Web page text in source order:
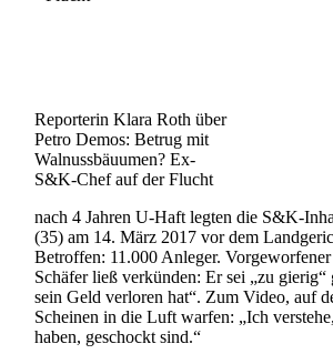
Reporterin Klara Roth über
Petro Demos: Betrug mit
Walnussbäuumen? Ex-
S&K-Chef auf der Flucht
nach 4 Jahren U-Haft legten die S&K-
(35) am 14. März 2017 vor dem
Betroffen: 11.000 Anleger.
Schäfer ließ verkünden: Er sei „zu
sein Geld verloren hat“. Zum Video, auf
Scheinen in die Luft warfen: „Ich
haben, geschockt sind.“